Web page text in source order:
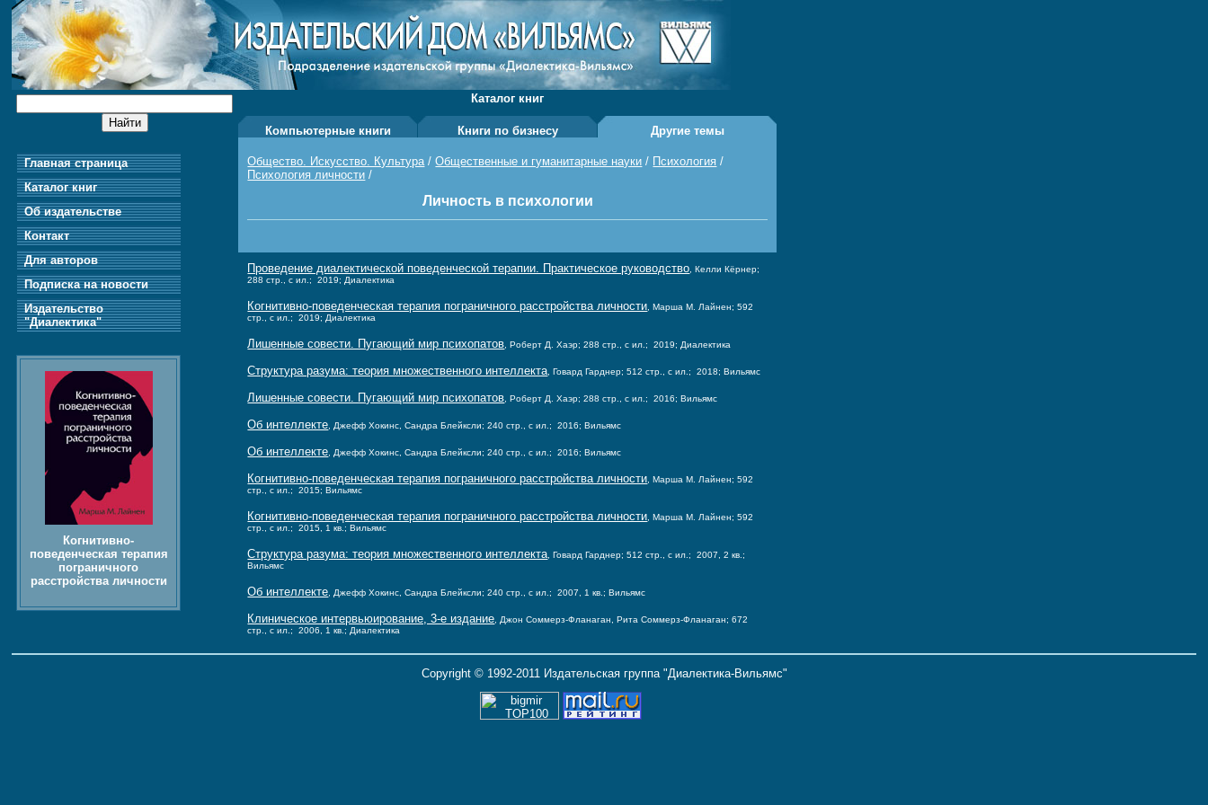
Главная страница
Каталог книг
Об издательстве
Контакт
Для авторов
Подписка на новости
Издательство
"Диалектика"
Когнитивно-
поведенческая терапия
пограничного
расстройства личности
Каталог книг
Компьютерные книги Книги по бизнесу Другие темы
Общество. Искусство. Культура/Общественные и гуманитарные науки / Психология /
Психология личности /
Личность в психологии
Проведение диалектической поведенческой терапии. Практическое руководство , Келли Кёрнер;
288 стр., с ил.; 2019; Диалектика
Когнитивно-поведенческая терапия пограничного расстройства личности , Марша М. Лайнен; 592
стр., с ил.; 2019; Диалектика
Лишенные совести. Пугающий мир психопатов , Роберт Д. Хаэр; 288 стр., с ил.; 2019; Диалектика
Структура разума: теория множественного интеллекта , Говард Гарднер; 512 стр., с ил.; 2018; Вильямс
Лишенные совести. Пугающий мир психопатов , Роберт Д. Хаэр; 288 стр., с ил.; 2016; Вильямс
Об интеллекте , Джефф Хокинс, Сандра Блейксли; 240 стр., с ил.; 2016; Вильямс
Об интеллекте , Джефф Хокинс, Сандра Блейксли; 240 стр., с ил.; 2016; Вильямс
Когнитивно-поведенческая терапия пограничного расстройства личности , Марша М. Лайнен; 592
стр., с ил.; 2015; Вильямс
Когнитивно-поведенческая терапия пограничного расстройства личности , Марша М. Лайнен; 592
стр., с ил.; 2015, 1 кв.; Вильямс
Структура разума: теория множественного интеллекта , Говард Гарднер; 512 стр., с ил.; 2007, 2 кв.;
Вильямс
Об интеллекте , Джефф Хокинс, Сандра Блейксли; 240 стр., с ил.; 2007, 1 кв.; Вильямс
Клиническое интервьюирование, 3-е издание , Джон Соммерз-Фланаган, Рита Соммерз-Фланаган; 672
стр., с ил.; 2006, 1 кв.; Диалектика
Copyright © 1992-2011 Издательская группа "Диалектика-Вильямс"